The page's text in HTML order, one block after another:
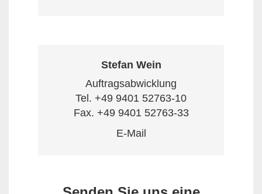
Stefan Wein
Auftragsabwicklung
Tel. +49 9401 52763-10
Fax. +49 9401 52763-33
E-Mail